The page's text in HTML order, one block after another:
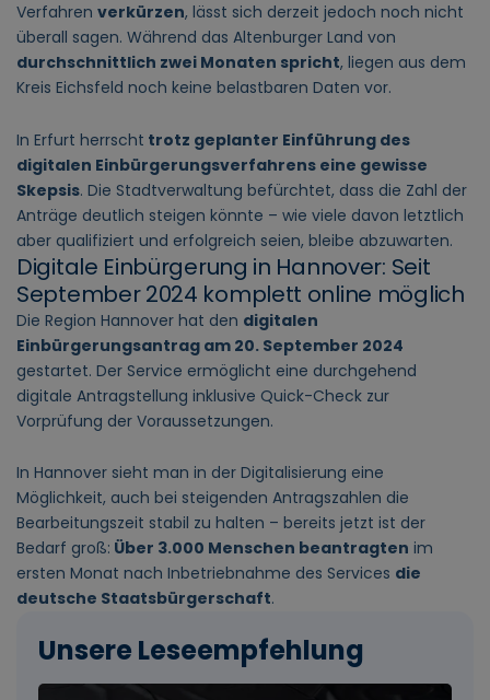
Verfahren verkürzen, lässt sich derzeit jedoch noch nicht
überall sagen. Während das Altenburger Land von
durchschnittlich zwei Monaten spricht, liegen aus dem
Kreis Eichsfeld noch keine belastbaren Daten vor.
In Erfurt herrscht trotz geplanter Einführung des
digitalen Einbürgerungsverfahrens eine gewisse
Skepsis. Die Stadtverwaltung befürchtet, dass die Zahl der
Anträge deutlich steigen könnte – wie viele davon letztlich
aber qualifiziert und erfolgreich seien, bleibe abzuwarten.
Digitale Einbürgerung in Hannover: Seit
September 2024 komplett online möglich
Die Region Hannover hat den digitalen
Einbürgerungsantrag am 20. September 2024
gestartet. Der Service ermöglicht eine durchgehend
digitale Antragstellung inklusive Quick-Check zur
Vorprüfung der Voraussetzungen.
In Hannover sieht man in der Digitalisierung eine
Möglichkeit, auch bei steigenden Antragszahlen die
Bearbeitungszeit stabil zu halten – bereits jetzt ist der
Bedarf groß: Über 3.000 Menschen beantragten im
ersten Monat nach Inbetriebnahme des Services die
deutsche Staatsbürgerschaft.
Unsere Leseempfehlung